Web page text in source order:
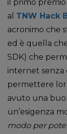
il primo
al TNW Hack
acronimo che
ed è quella
SDK) che
internet senza
permettere
avuto una
un’esigenza
modo per